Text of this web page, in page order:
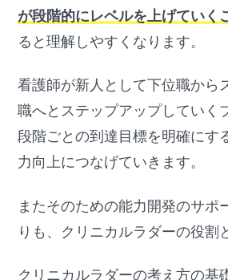
が段階的にレベルを上げていく
ると理解しやすくなります。
看護師が新人として下位職から
職へとステップアップしていく
段階ごとの到達目標を明確にす
力向上につなげていきます。
またそのための能力開発のサポ
りも、クリニカルラダーの役割
クリニカルラダーの考え方の基